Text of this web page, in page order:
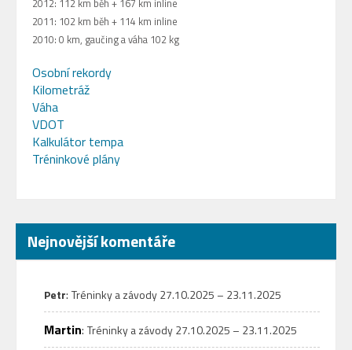
2012: 112 km běh + 167 km inline
2011: 102 km běh + 114 km inline
2010: 0 km, gaučing a váha 102 kg
Osobní rekordy
Kilometráž
Váha
VDOT
Kalkulátor tempa
Tréninkové plány
Nejnovější komentáře
Petr: Tréninky a závody 27.10.2025 – 23.11.2025
Martin: Tréninky a závody 27.10.2025 – 23.11.2025